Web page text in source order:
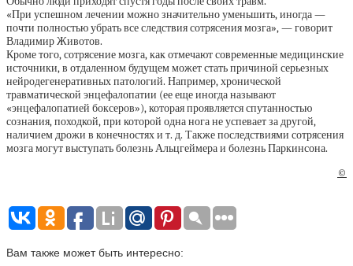
«При успешном лечении можно значительно уменьшить, иногда —
почти полностью убрать все следствия сотрясения мозга», — говорит
Владимир Животов.
Кроме того, сотрясение мозга, как отмечают современные медицинские
источники, в отдаленном будущем может стать причиной серьезных
нейродегенеративных патологий. Например, хронической
травматической энцефалопатии (ее еще иногда называют
«энцефалопатией боксеров»), которая проявляется спутанностью
сознания, походкой, при которой одна нога не успевает за другой,
наличием дрожи в конечностях и т. д. Также последствиями сотрясения
мозга могут выступать болезнь Альцгеймера и болезнь Паркинсона.
©
Вам также может быть интересно: